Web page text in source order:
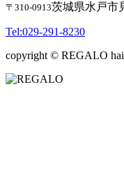
〒310-0913茨城県水戸市
Tel:029-291-8230
copyright © REGALO